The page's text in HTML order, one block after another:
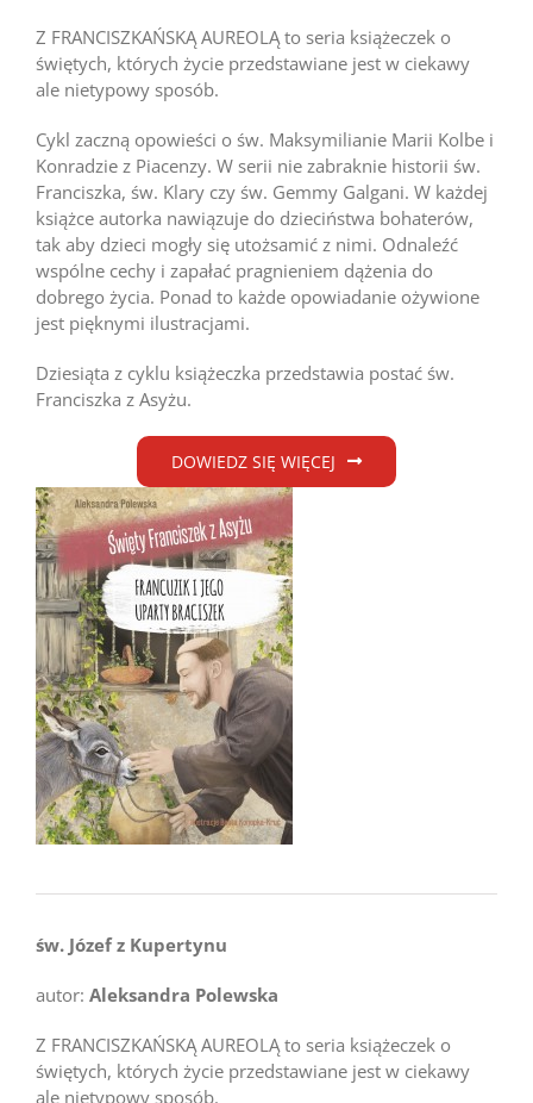
Z FRANCISZKAŃSKĄ AUREOLĄ to seria książeczek o
świętych, których życie przedstawiane jest w ciekawy
ale nietypowy sposób.
Cykl zaczną opowieści o św. Maksymilianie Marii Kolbe i
Konradzie z Piacenzy. W serii nie zabraknie historii św.
Franciszka, św. Klary czy św. Gemmy Galgani. W każdej
książce autorka nawiązuje do dzieciństwa bohaterów,
tak aby dzieci mogły się utożsamić z nimi. Odnaleźć
wspólne cechy i zapałać pragnieniem dążenia do
dobrego życia. Ponad to każde opowiadanie ożywione
jest pięknymi ilustracjami.
Dziesiąta z cyklu książeczka przedstawia postać św.
Franciszka z Asyżu.
DOWIEDZ SIĘ WIĘCEJ
św. Józef z Kupertynu
autor: Aleksandra Polewska
Z FRANCISZKAŃSKĄ AUREOLĄ to seria książeczek o
świętych, których życie przedstawiane jest w ciekawy
ale nietypowy sposób.